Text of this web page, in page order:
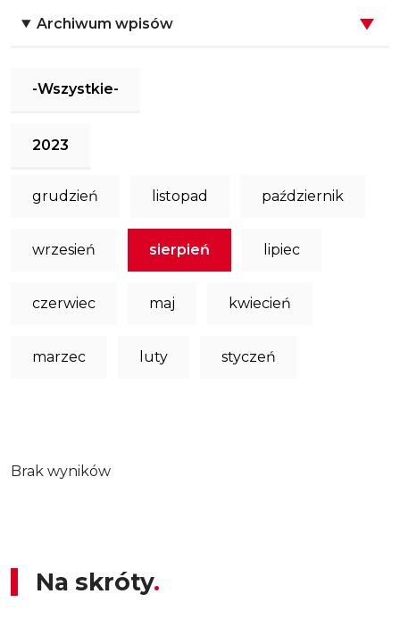
Archiwum wpisów
-Wszystkie-
2023
grudzień listopad październik
wrzesień sierpień lipiec
czerwiec maj kwiecień
marzec luty styczeń
Brak wyników
Na skróty